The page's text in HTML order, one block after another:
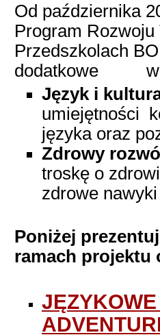
Od października
Program
Przedszkolach
dodatkowe w
Język i
umiejętności
języka oraz
Zdrowy
troskę o
zdrowe
Poniżej
ramach projektu